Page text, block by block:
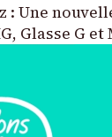
: Une
Glasse G et